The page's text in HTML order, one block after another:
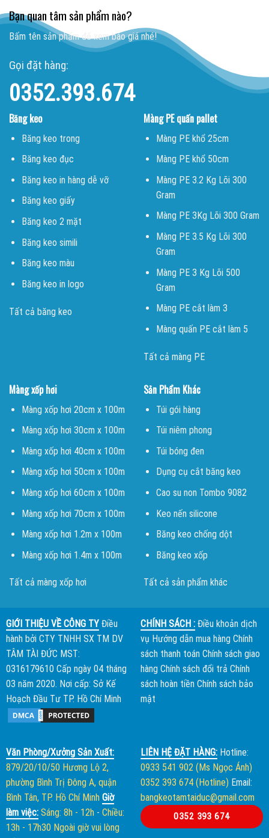
Bạn quan tâm sản phẩm nào?
Bấm tên sản phẩm để xem báo giá nhé!
Gọi đặt hàng:
0352.393.674
Băng keo
Băng keo trong
Băng keo đục
Băng keo in hàng dễ vỡ
Băng keo giấy
Băng keo 2 mặt
Băng keo simili
Băng keo màu
Băng keo in logo
Tất cả băng keo
Màng PE quấn pallet
Màng PE khổ 25cm
Màng PE khổ 50cm
Màng PE 3.2 Kg Lõi 300
Gram
Màng PE 3Kg Lõi 300 Gram
Màng PE 3.5 Kg Lõi 300
Gram
Màng PE 3 Kg Lõi 500
Gram
Màng PE cắt làm 3
Màng quấn PE cắt làm 5
Tất cả màng PE
Màng xốp hơi
Màng xốp hơi 20cm x 100m
Màng xốp hơi 30cm x 100m
Màng xốp hơi 40cm x 100m
Màng xốp hơi 50cm x 100m
Màng xốp hơi 60cm x 100m
Màng xốp hơi 70cm x 100m
Màng xốp hơi 1.2m x 100m
Màng xốp hơi 1.4m x 100m
Tất cả màng xốp hơi
Sản Phẩm Khác
Túi gói hàng
Túi niêm phong
Túi bóng đen
Dụng cụ cắt băng keo
Cao su non Tombo 9082
Keo nến silicone
Băng keo chống dột
Băng keo xốp
Tất cả sản phẩm khác
GIỚI THIỆU VỀ CÔNG TYĐiều
hành bởi CTY TNHH SX TM DV
TÂM TÀI ĐỨC MST:
0316179610 Cấp ngày 04 tháng
03 năm 2020. Nơi cấp: Sở Kế
Hoạch Đầu Tư TP. Hồ Chí Minh
CHÍNH SÁCH : Điều khoản dịch
vụ Hướng dẫn mua hàng Chính
sách thanh toán Chính sách giao
hàng Chính sách đổi trả Chính
sách hoàn tiền Chính sách bảo
mật
Văn Phòng/Xưởng Sản Xuất:
879/20/10/50 Hương Lộ 2,
phường Bình Trị Đông A, quận
Bình Tân, TP. Hồ Chí Minh Giờ
làm việc: Sáng: 8h - 12h- Chiều:
13h - 17h30 Ngoài giờ vui lòng
LIÊN HỆ ĐẶT HÀNG:Hotline:
0933 541 902 (Ms Ngọc Ánh)
0352 393 674 (Hotline) Email:
bangkeotamtaiduc@gmail.com
0352 393 674